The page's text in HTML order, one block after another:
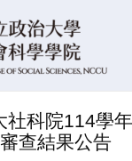
社科院114學
查結果公告